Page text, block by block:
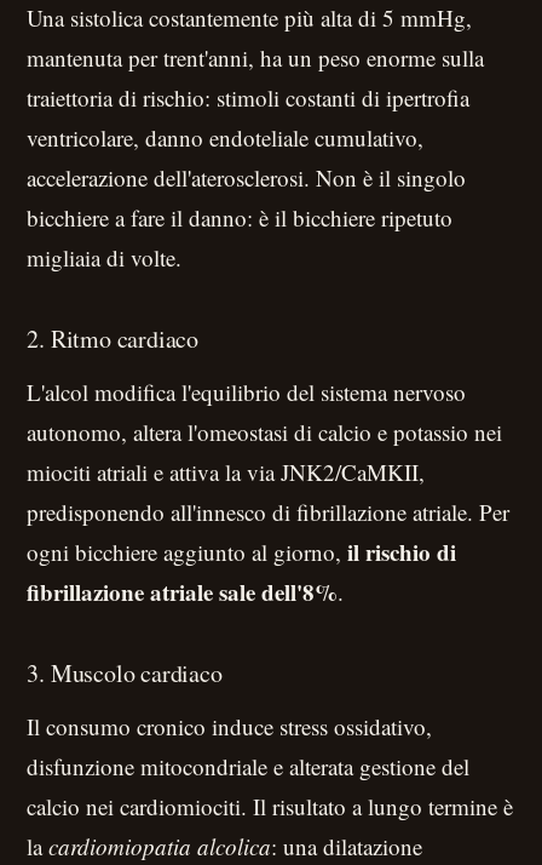
Una sistolica costantemente più alta di 5 mmHg,
mantenuta per trent'anni, ha un peso enorme sulla
traiettoria di rischio: stimoli costanti di ipertrofia
ventricolare, danno endoteliale cumulativo,
accelerazione dell'aterosclerosi. Non è il singolo
bicchiere a fare il danno: è il bicchiere ripetuto
migliaia di volte.
2. Ritmo cardiaco
L'alcol modifica l'equilibrio del sistema nervoso
autonomo, altera l'omeostasi di calcio e potassio nei
miociti atriali e attiva la via JNK2/CaMKII,
predisponendo all'innesco di fibrillazione atriale. Per
ogni bicchiere aggiunto al giorno,il rischio di
fibrillazione atriale sale dell'8%.
3. Muscolo cardiaco
Il consumo cronico induce stress ossidativo,
disfunzione mitocondriale e alterata gestione del
calcio nei cardiomiociti. Il risultato a lungo termine è
lacardiomiopatia alcolica: una dilatazione